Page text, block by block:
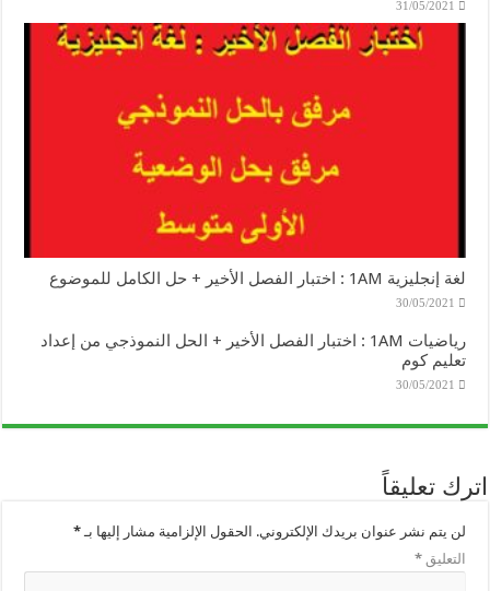
31/05/2021
لغة إنجليزية 1AM : اختبار الفصل الأخير + حل الكامل للموضوع
30/05/2021
رياضيات 1AM : اختبار الفصل الأخير + الحل النموذجي من إعداد
تعليم كوم
30/05/2021
اترك تعليقاً
لن يتم نشر عنوان بريدك الإلكتروني. الحقول الإلزامية مشار إليها بـ*
التعليق*